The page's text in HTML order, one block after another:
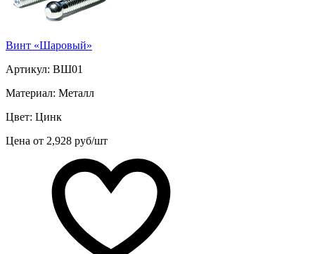
Винт «Шаровый»
Артикул: ВШ01
Материал: Металл
Цвет: Цинк
Цена от 2,928 руб/шт